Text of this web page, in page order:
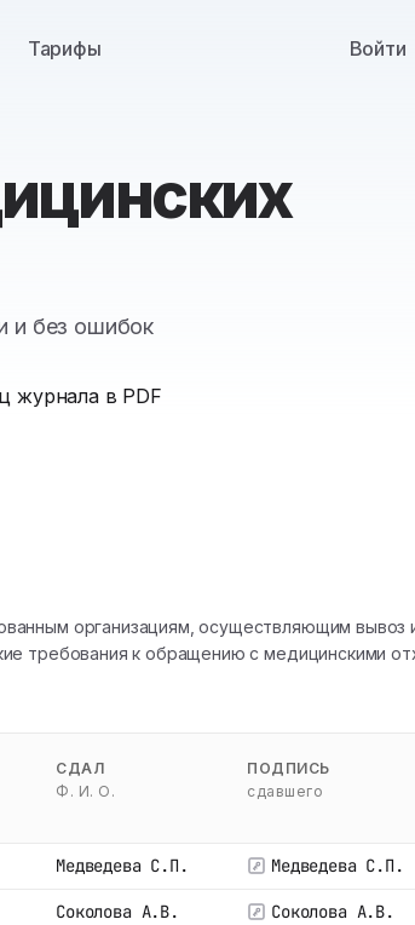
Тарифы Войти
и без ошибок
журнала в PDF
организациям, осуществляющим вывоз
требования к обращению с медицинскими
СДАЛ
Ф. И. О.
ПОДПИСЬ
сдавшего
Медведева С.П. Медведева С.П.
Соколова А.В. Соколова А.В.